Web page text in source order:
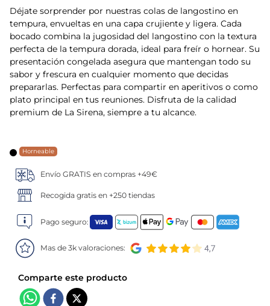
Déjate sorprender por nuestras colas de langostino en
tempura, envueltas en una capa crujiente y ligera. Cada
bocado combina la jugosidad del langostino con la textura
perfecta de la tempura dorada, ideal para freír o hornear. Su
presentación congelada asegura que mantengan todo su
sabor y frescura en cualquier momento que decidas
prepararlas. Perfectas para compartir en aperitivos o como
plato principal en tus reuniones. Disfruta de la calidad
premium de La Sirena, siempre a tu alcance.
Horneable
Envío GRATIS en compras +49€
Recogida gratis en +250 tiendas
Pago seguro:
Mas de 3k valoraciones:
6. croquetas
7. canelones
8 gambon
10 pollo